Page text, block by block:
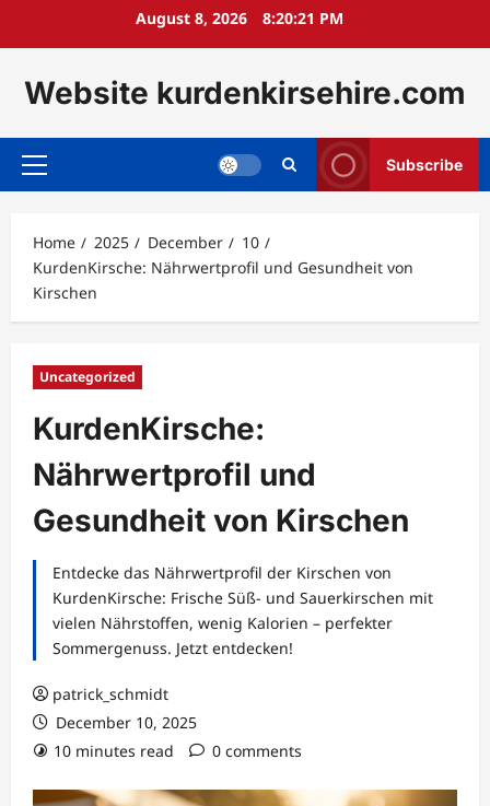
August 8, 2026 8:20:22 PM
Website kurdenkirsehire.com
Primary
Subscribe
Home 2025 December
10
KurdenKirsche: Nährwertprofil und Gesundheit von
Kirschen
Uncategorized
KurdenKirsche:
Nährwertprofil und
Gesundheit von Kirschen
Entdecke das Nährwertprofil der Kirschen von
KurdenKirsche: Frische Süß- und Sauerkirschen mit
vielen Nährstoffen, wenig Kalorien – perfekter
Sommergenuss. Jetzt entdecken!
patrick_schmidt
December 10, 2025
10 minutes read
0 comments